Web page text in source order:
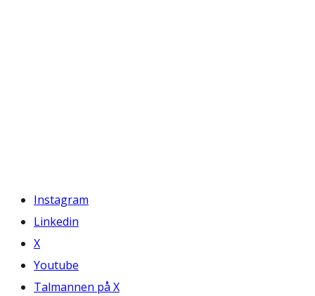
Instagram
Linkedin
X
Youtube
Talmannen på X